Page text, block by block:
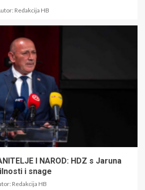
Redakcija HB
I NAROD: HDZ s Jaruna
i snage
Redakcija HB